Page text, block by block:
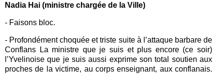
Nadia Hai (ministre chargée de la Ville)
- Faisons bloc.
- Profondément choquée et triste suite à l’attaque barbare de
Conflans La ministre que je suis et plus encore (ce soir)
l’Yvelinoise que je suis aussi exprime son total soutien aux
proches de la victime, au corps enseignant, aux conflanais.